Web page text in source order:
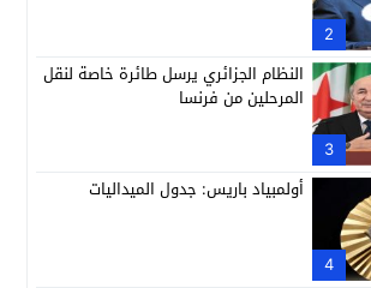
2
3
النظام الجزائري يرسل طائرة خاصة لنقل
المرحلين من فرنسا
4
أولمبياد باريس: جدول الميداليات